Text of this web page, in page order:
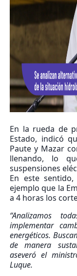
En la rueda de
Estado, indicó
Paute y Mazar
llenando, lo
suspensiones
En este
ejemplo que la
a 4 horas los
“Analizamos
implementar
energéticos.
de manera
aseveró el
Luque.